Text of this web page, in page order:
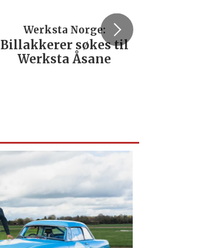
Werksta Norge:
Billakkerer søkes til
Werksta Åsane